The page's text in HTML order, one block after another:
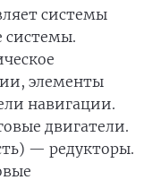
системы
системы.
элементы
навигации.
двигатели.
— редукторы.